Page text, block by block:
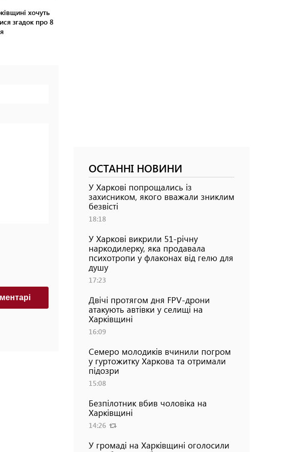
хочуть
згадок про 8
ОСТАННІ НОВИНИ
У Харкові попрощались із
захисником, якого вважали зниклим
безвісті
18:18
У Харкові викрили 51-річну
наркодилерку, яка продавала
психотропи у флаконах від гелю для
душу
17:23
Двічі протягом дня FPV-дрони
атакують автівки у селищі на
Харківщині
16:09
Семеро молодиків вчинили погром
у гуртожитку Харкова та отримали
підозри
15:08
Безпілотник вбив чоловіка на
Харківщині
14:26
У громаді на Харківщині оголосили